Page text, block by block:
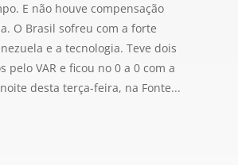
E não houve compensação
O Brasil sofreu com a forte
e a tecnologia. Teve dois
pelo VAR e ficou no 0 a 0 com a
desta terça-feira, na Fonte...